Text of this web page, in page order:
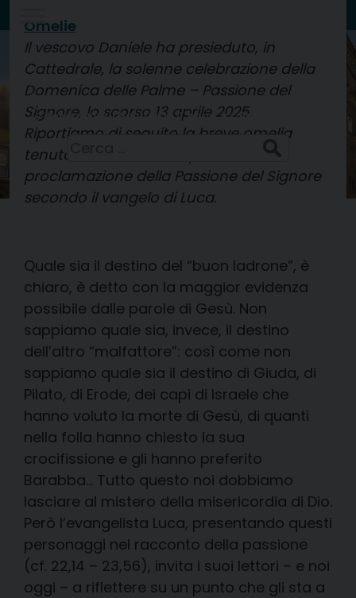
to
content
Diocesi di
CREMA
7 Agosto 2026 Santi Sisto II, papa, e compagni, martiri
per:
Omelie
Il vescovo Daniele ha presieduto, in
Cattedrale, la solenne celebrazione della
Domenica delle Palme – Passione del
Signore, lo scorso 13 aprile 2025.
Riportiamo di seguito la breve omelia
tenuta dal vescovo dopo la
proclamazione della Passione del Signore
secondo il vangelo di Luca.
Quale sia il destino del “buon ladrone”, è
chiaro, è detto con la maggior evidenza
possibile dalle parole di Gesù. Non
sappiamo quale sia, invece, il destino
dell’altro “malfattore”: così come non
sappiamo quale sia il destino di Giuda, di
Pilato, di Erode, dei capi di Israele che
hanno voluto la morte di Gesù, di quanti
nella folla hanno chiesto la sua
crocifissione e gli hanno preferito
Barabba… Tutto questo noi dobbiamo
lasciare al mistero della misericordia di Dio.
Però l’evangelista Luca, presentando questi
personaggi nel racconto della passione
(cf. 22,14 – 23,56), invita i suoi lettori – e noi
oggi – a riflettere su un punto che gli sta a